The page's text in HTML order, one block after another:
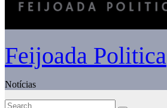
Feijoada Politica
Notícias